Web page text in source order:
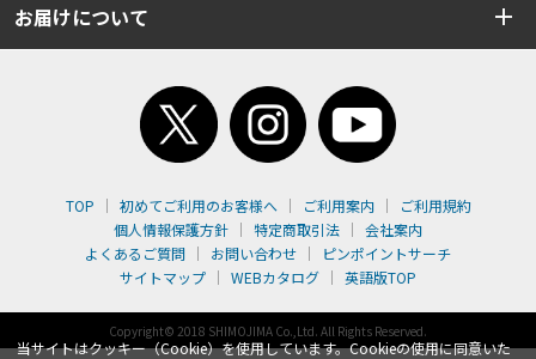
当サイトはクッキー（Cookie）を使用しています。Cookieの使用に同意いた
お届けについて
TOP 初めてご利用のお客様へ ご利用案内
ご利用規約
個人情報保護方針
特定商取引法
会社案内
よくあるご質問
お問い合わせ
ピンポイントサーチ
サイトマップ
WEBカタログ 英語版TOP
Copyright© 2018 SHIMOJIMA Co.,Ltd. All Rights Reserved.